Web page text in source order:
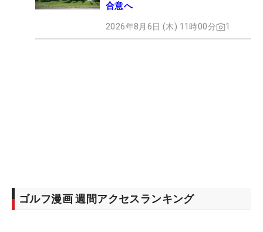
合意へ
2026年8月6日 (木) 11時00分 1
ゴルフ漫画 週間アクセスランキング